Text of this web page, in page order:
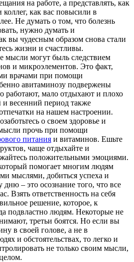
на работе, а представлять, как
как вас повысили в
Не думать о том, что болезнь
нужно думать и
вы чудесным образом снова стали
жизни и счастливы.
мысли могут быль следствием
и микроэлементов. Это факт,
врачами при помощи
авитаминозу подвержены
работают, мало отдыхают и плохо
весенний период также
на нашем настроении.
о своем здоровье и
прочь при помощи
питания и витаминов. Ешьте
чаще отдыхайте и
положительными эмоциями.
помогает многим людям
мыслями, добиться успеха и
дню – это осознание того, что все
Взять ответственность на себя
решение, которое, к
подвластно людям. Некоторые не
третьи боятся. Но если вы
в своей голове, а не в
и обстоятельствах, то легко и
не только своим мысли,